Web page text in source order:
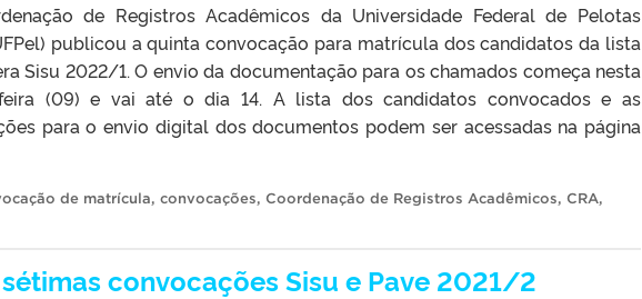
de Registros Acadêmicos da Universidade Federal de Pelotas
publicou a quinta convocação para matrícula dos candidatos da lista
Sisu 2022/1. O envio da documentação para os chamados começa nesta
(09) e vai até o dia 14. A lista dos candidatos convocados e as
para o envio digital dos documentos podem ser acessadas na página
de matrícula, convocações, Coordenação de Registros Acadêmicos, CRA,
convocações Sisu e Pave 2021/2